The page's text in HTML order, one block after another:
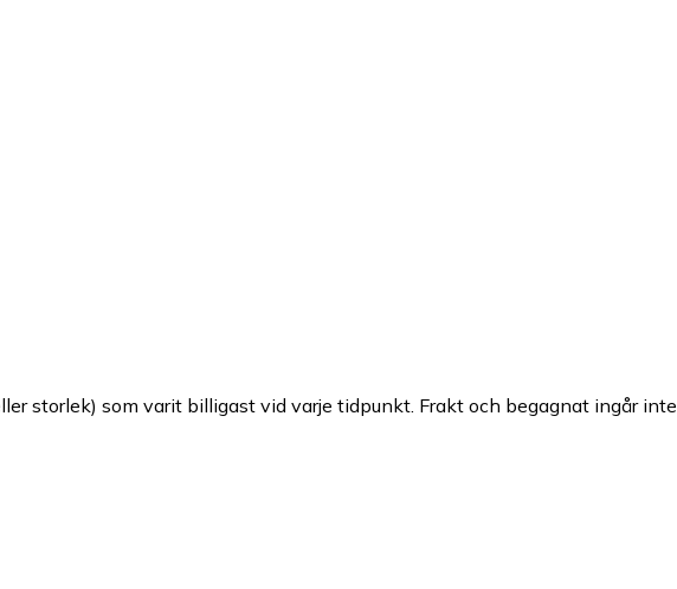
storlek) som varit billigast vid varje tidpunkt. Frakt och begagnat ingår inte.